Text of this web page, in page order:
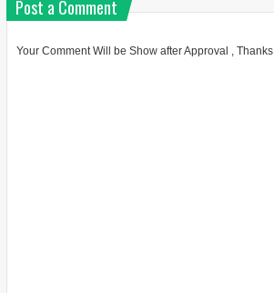
Post a Comment
Your Comment Will be Show after Approval , Thanks